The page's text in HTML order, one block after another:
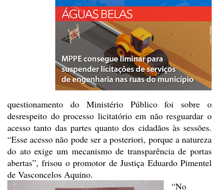
questionamento do MinistérioPúblico foi sobre o
desrespeito do processo licitatório em não resguardar o
acesso tanto das partes quanto dos cidadãos às sessões.
“Esse acesso não podeser a posteriori, porque a natureza
do ato exige um mecanismo de transparênciade portas
abertas”, frisou o promotor de Justiça Eduardo Pimentel
de Vasconcelos Aquino.
“No